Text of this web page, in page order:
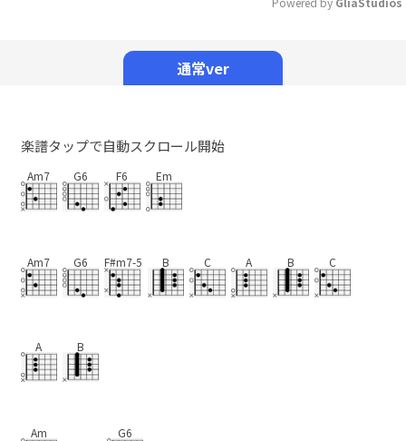
通常ver
楽譜タップで自動スクロール開始
Am7 G6 F6 Em
Am7 G6 F#m7-5 B C A B C
A B
Am G6